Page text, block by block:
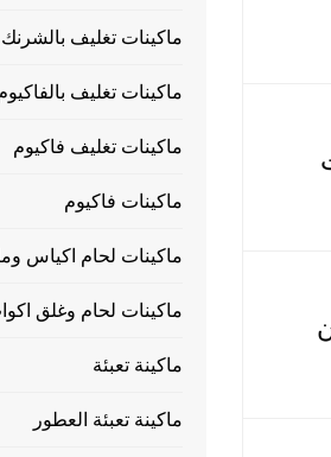
ماكينات تغليف
ماكينات تغليف
ماكينات تغليف فاكيوم
ماكينات فاكيوم
ماكينات لحام اكياس
ماكينات لحام وغلق
ماكينة تعبئة
ماكينة تعبئة العطور